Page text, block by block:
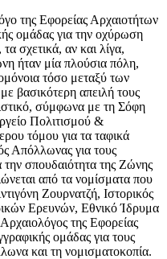
της Εφορείας Αρχαιοτήτων
ομάδας για την οχύρωση
σχετικά, αν και λίγα,
ήταν μία πλούσια πόλη,
τόσο μεταξύ των
βασικότερη απειλή τους
σύμφωνα με τη Σόφη
Πολιτισμού &
τόμου για τα ταφικά
Απόλλωνας για τους
την σπουδαιότητα της Ζώνης
από τα νομίσματα που
Ζουρνατζή, Ιστορικός
Ερευνών, Εθνικό Ίδρυμα
της Εφορείας
ομάδας για τους
και τη νομισματοκοπία.